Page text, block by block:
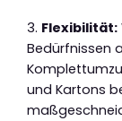
3. Flexibilität:
Bedürfnissen
und Kartons